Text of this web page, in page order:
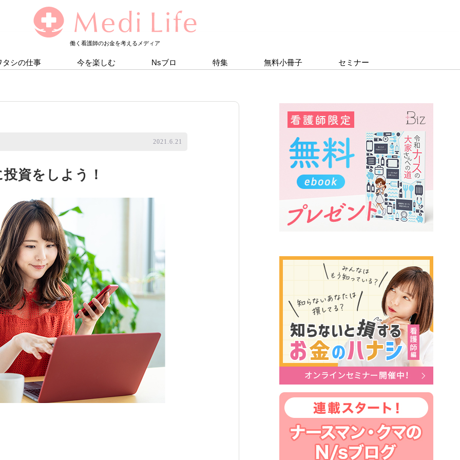
働く看護師のお金を考えるメディア
タシの仕事 今を楽しむ Nsブロ 特集 無料小冊子 セミナー
2021.6.21
資をしよう！